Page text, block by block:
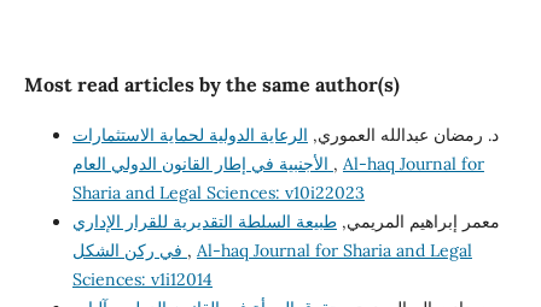
Most read articles by the same author(s)
د. رمضان عبدالله العموري, الرعاية الدولية لحماية الاستثمارات
, Al-haq Journal for
Sharia and Legal Sciences: v10i22023
معمر إبراهيم المريمي,طبيعة السلطة التقديرية للقرار الإداري
, Al-haq Journal for Sharia and Legal
Sciences: v1i12014